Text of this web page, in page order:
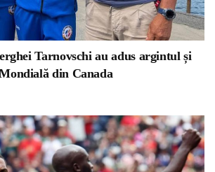
Tarnovschi au adus argintul și
din Canada